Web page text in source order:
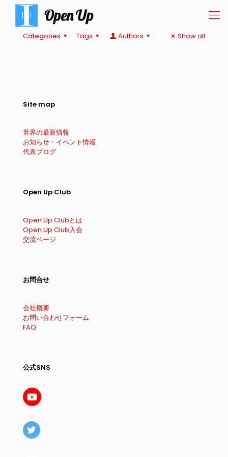
Categories Tags Authors Show all
Site map
世界の最新情報
お知らせ・イベント情報
代表ブログ
Open Up Club
Open Up Clubとは
Open Up Club入会
交流ページ
お問合せ
会社概要
お問い合わせフォーム
FAQ
公式SNS